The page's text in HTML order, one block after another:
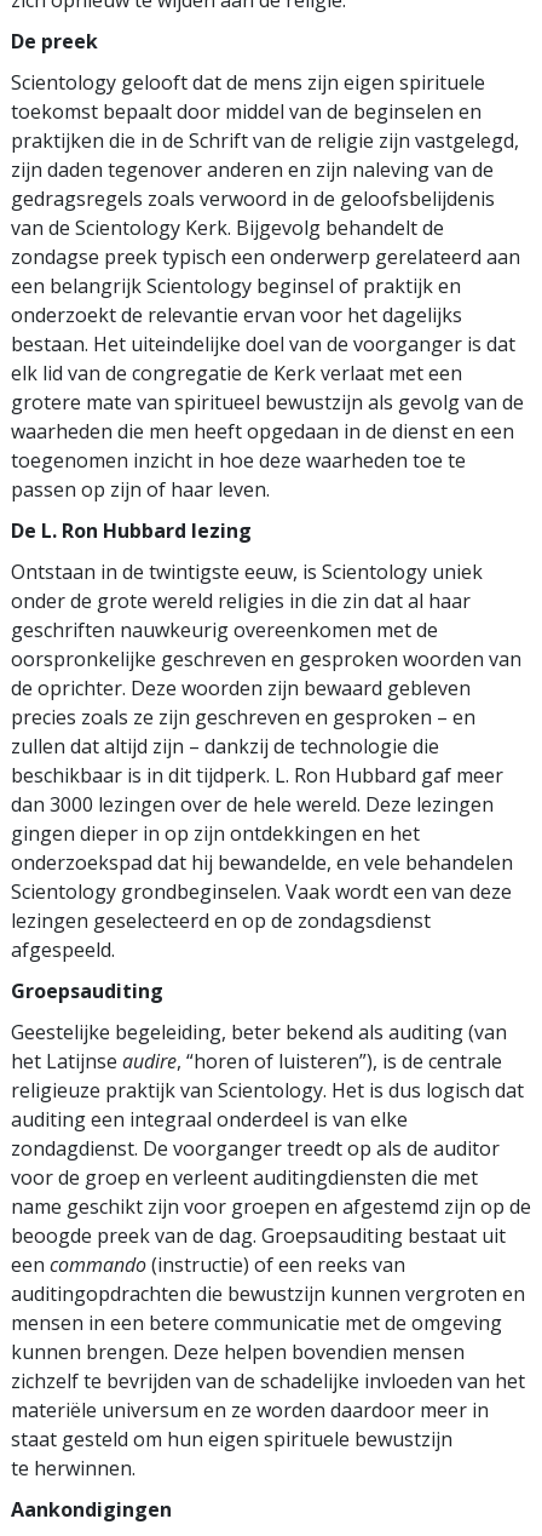
De preek
Scientology gelooft dat de mens zijn eigen spirituele
toekomst bepaalt door middel van de beginselen en
praktijken die in de Schrift van de religie zijn vastgelegd,
zijn daden tegenover anderen en zijn naleving van de
gedragsregels zoals verwoord in de geloofsbelijdenis
van de Scientology Kerk. Bijgevolg behandelt de
zondagse preek typisch een onderwerp gerelateerd aan
een belangrijk Scientology beginsel of praktijk en
onderzoekt de relevantie ervan voor het dagelijks
bestaan. Het uiteindelijke doel van de voorganger is dat
elk lid van de congregatie de Kerk verlaat met een
grotere mate van spiritueel bewustzijn als gevolg van de
waarheden die men heeft opgedaan in de dienst en een
toegenomen inzicht in hoe deze waarheden toe te
passen op zijn of haar leven.
De L. Ron Hubbard lezing
Ontstaan in de twintigste eeuw, is Scientology uniek
onder de grote wereld religies in die zin dat al haar
geschriften nauwkeurig overeenkomen met de
oorspronkelijke geschreven en gesproken woorden van
de oprichter. Deze woorden zijn bewaard gebleven
precies zoals ze zijn geschreven en gesproken – en
zullen dat altijd zijn – dankzij de technologie die
beschikbaar is in dit tijdperk. L. Ron Hubbard gaf meer
dan 3000 lezingen over de hele wereld. Deze lezingen
gingen dieper in op zijn ontdekkingen en het
onderzoekspad dat hij bewandelde, en vele behandelen
Scientology grondbeginselen. Vaak wordt een van deze
lezingen geselecteerd en op de zondagsdienst
afgespeeld.
Groepsauditing
Geestelijke begeleiding, beter bekend als auditing (van
het Latijnse audire, “horen of luisteren”), is de centrale
religieuze praktijk van Scientology. Het is dus logisch dat
auditing een integraal onderdeel is van elke
zondagdienst. De voorganger treedt op als de auditor
voor de groep en verleent auditingdiensten die met
name geschikt zijn voor groepen en afgestemd zijn op de
beoogde preek van de dag. Groepsauditing bestaat uit
een commando(instructie) of een reeks van
auditingopdrachten die bewustzijn kunnen vergroten en
mensen in een betere communicatie met de omgeving
kunnen brengen. Deze helpen bovendien mensen
zichzelf te bevrijden van de schadelijke invloeden van het
materiële universum en ze worden daardoor meer in
staat gesteld om hun eigen spirituele bewustzijn
te herwinnen.
Aankondigingen